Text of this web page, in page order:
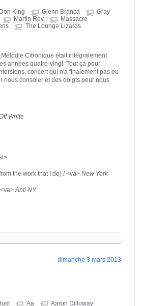
Don King Glenn Branca
Gray
Martin Rev
Massacre
The Lounge Lizards
Citronique était intégralement
années quatre-vingt. Tout ça pour
concert qui n'a finalement pas eu
nous consoler et des doigts pour nous
White
the work that I do) / <va> New York
<va>Anti NY
dimanche 3 mars 2013
Aa
Aaron Dilloway